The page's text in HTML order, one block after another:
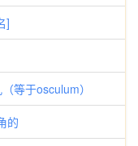
]
于osculum）
的